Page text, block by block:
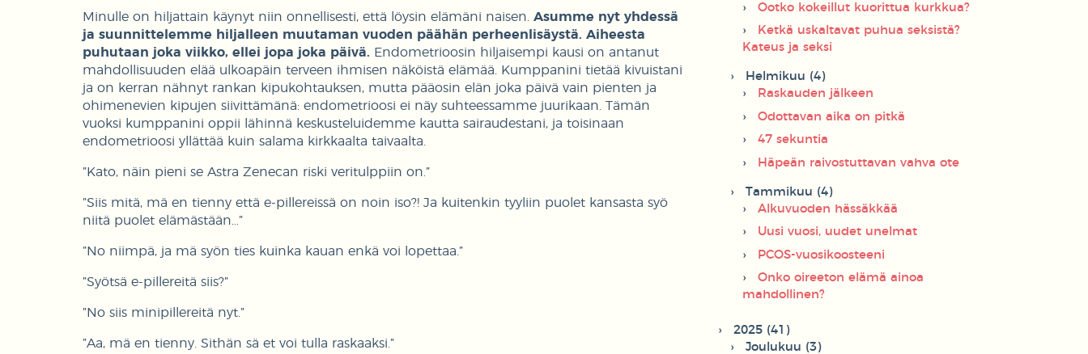
Minulle on hiljattain käynyt niin onnellisesti, että löysin elämäni naisen. Asumme nyt yhdessä
ja suunnittelemme hiljalleen muutaman vuoden päähän perheenlisäystä. Aiheesta
puhutaan joka viikko, ellei jopa joka päivä. Endometrioosin hiljaisempi kausi on antanut
mahdollisuuden elää ulkoapäin terveen ihmisen näköistä elämää. Kumppanini tietää kivuistani
ja on kerran nähnyt rankan kipukohtauksen, mutta pääosin elän joka päivä vain pienten ja
ohimenevien kipujen siivittämänä: endometrioosi ei näy suhteessamme juurikaan. Tämän
vuoksi kumppanini oppii lähinnä keskusteluidemme kautta sairaudestani, ja toisinaan
endometrioosi yllättää kuin salama kirkkaalta taivaalta.
”Kato, näin pieni se Astra Zenecan riski veritulppiin on.”
”Siis mitä, mä en tienny että e-pillereissä on noin iso?! Ja kuitenkin tyyliin puolet kansasta syö
niitä puolet elämästään…”
”No niimpä, ja mä syön ties kuinka kauan enkä voi lopettaa.”
”Syötsä e-pillereitä siis?”
”No siis minipillereitä nyt.”
”Aa, mä en tienny. Sithän sä et voi tulla raskaaksi.”
Ootko kokeillut kuorittua kurkkua?
Ketkä uskaltavat puhua seksistä?
Kateus ja seksi
Helmikuu (4)
Raskauden jälkeen
Odottavan aika on pitkä
47 sekuntia
Häpeän raivostuttavan vahva ote
Tammikuu (4)
Alkuvuoden hässäkkää
Uusi vuosi, uudet unelmat
PCOS-vuosikoosteeni
Onko oireeton elämä ainoa
mahdollinen?
2025 (41)
Joulukuu (3)